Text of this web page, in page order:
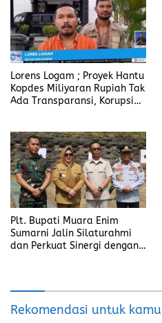
Lorens Logam ; Proyek Hantu
Kopdes Miliyaran Rupiah Tak
Ada Transparansi, Korupsi
Plt. Bupati Muara Enim
Sumarni Jalin Silaturahmi
dan Perkuat Sinergi dengan
Rekomendasi untuk kamu